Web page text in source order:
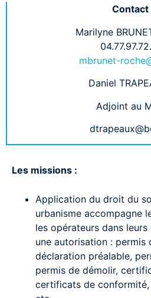
Contact
Marilyne
mbrunet-
Daniel
Adjoint au
Les missions :
Application du droit du
urbanisme accompagne
les opérateurs dans
une autorisation : permis
déclaration préalable,
permis de démolir,
certificats de